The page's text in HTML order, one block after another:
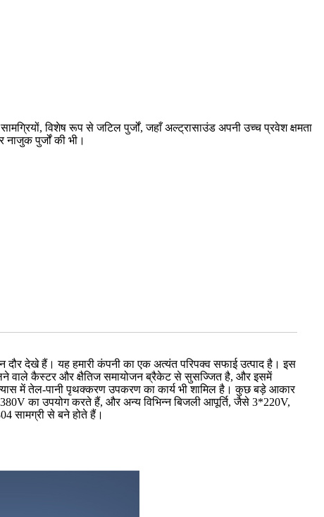
विशेष रूप से जटिल पुर्जों, जहाँ अल्ट्रासाउंड अपनी उच्च प्रवेश क्षमता
पुर्जों की भी।
देखे हैं। यह हमारी कंपनी का एक अत्यंत परिपक्व सफाई उत्पाद है। इस
वाले कैस्टर और क्षैतिज समायोजन ब्रैकेट से सुसज्जित है, और इसमें
में तेल-पानी पृथक्करण उपकरण का कार्य भी शामिल है। कुछ बड़े आकार
का उपयोग करते हैं, और अन्य विभिन्न बिजली आपूर्ति, जैसे 3*220V,
सामग्री से बने होते हैं।